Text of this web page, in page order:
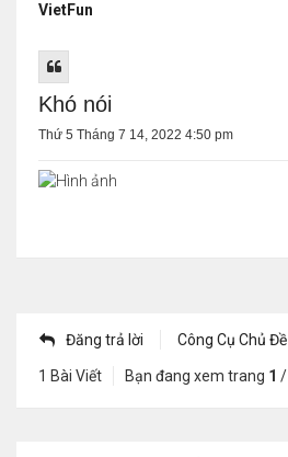
VietFun
Khó nói
Thứ 5 Tháng 7 14, 2022 4:50 pm
Đăng trả lời Công Cụ Chủ Đề
1 Bài Viết Bạn đang xem trang 1 /